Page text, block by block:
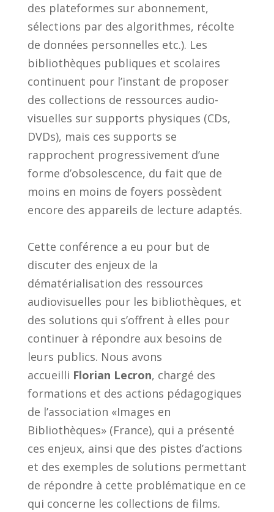
des plateformes sur abonnement,
sélections par des algorithmes, récolte
de données personnelles etc.). Les
bibliothèques publiques et scolaires
continuent pour l’instant de proposer
des collections de ressources audio-
visuelles sur supports physiques (CDs,
DVDs), mais ces supports se
rapprochent progressivement d’une
forme d’obsolescence, du fait que de
moins en moins de foyers possèdent
encore des appareils de lecture adaptés.
Cette conférence a eu pour but de
discuter des enjeux de la
dématérialisation des ressources
audiovisuelles pour les bibliothèques, et
des solutions qui s’offrent à elles pour
continuer à répondre aux besoins de
leurs publics. Nous avons
accueilli Florian Lecron, chargé des
formations et des actions pédagogiques
de l’association «Images en
Bibliothèques» (France), qui a présenté
ces enjeux, ainsi que des pistes d’actions
et des exemples de solutions permettant
de répondre à cette problématique en ce
qui concerne les collections de films.